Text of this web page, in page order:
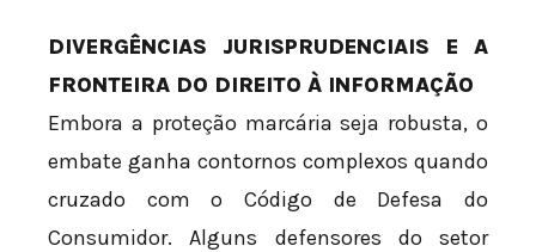
DIVERGÊNCIAS JURISPRUDENCIAIS E A
FRONTEIRA DO DIREITO À INFORMAÇÃO
Embora a proteção marcária seja robusta, o
embate ganha contornos complexos quando
cruzado com o Código de Defesa do
Consumidor. Alguns defensores do setor